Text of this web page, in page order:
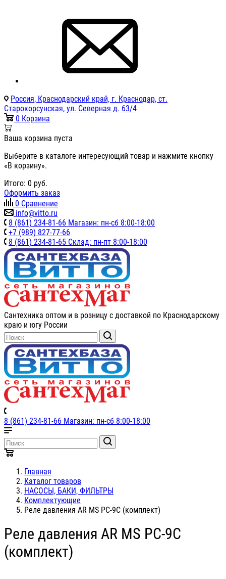
Россия, Краснодарский край, г. Краснодар, ст.
Старокорсунская, ул. Северная д. 63/4
0 Корзина
Ваша корзина пуста
Выберите в каталоге интересующий товар и нажмите кнопку
«В корзину».
Итого: 0 руб.
Оформить заказ
0 Сравнение
info@vitto.ru
8 (861) 234-81-66 Магазин: пн-сб 8:00-18:00
+7 (989) 827-77-66
8 (861) 234-81-65 Склад: пн-пт 8:00-18:00
Сантехника оптом и в розницу с доставкой по Краснодарскому
краю и югу России
8 (861) 234-81-66 Магазин: пн-сб 8:00-18:00
Главная
Каталог товаров
НАСОСЫ, БАКИ, ФИЛЬТРЫ
Комплектующие
Реле давления AR MS PC-9C (комплект)
Реле давления AR MS PC-9C
(комплект)